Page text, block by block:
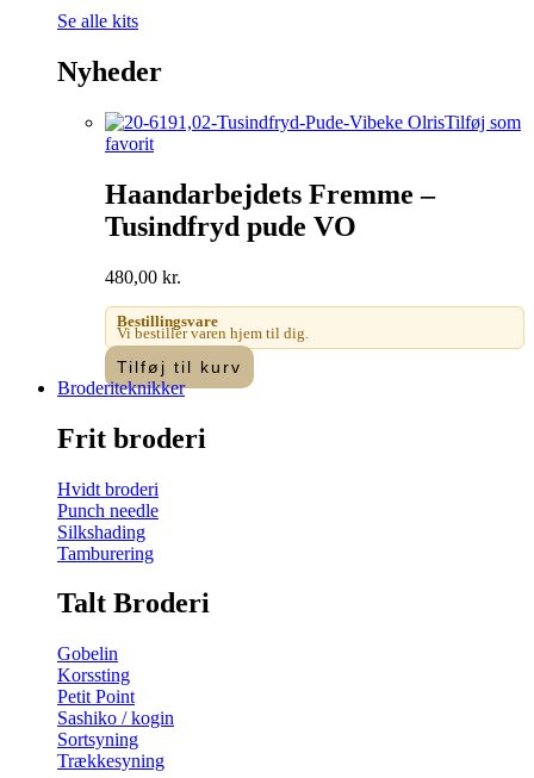
Se alle kits
Nyheder
Tilføj som
favorit
Haandarbejdets Fremme –
Tusindfryd pude VO
480,00 kr.
Bestillingsvare
Vi bestiller varen hjem til dig.
Tilføj til kurv
Broderiteknikker
Frit broderi
Hvidt broderi
Punch needle
Silkshading
Tamburering
Talt Broderi
Gobelin
Korssting
Petit Point
Sashiko / kogin
Sortsyning
Trækkesyning